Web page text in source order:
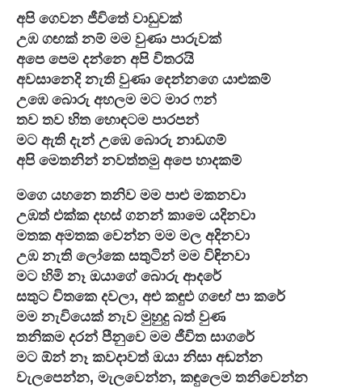
අපි ගෙවන ජීවිතේ වාඩුවක්
උඹ ගඟක් නම් මම වුණා පාරුවක්
අපෙ පෙම දන්නෙ අපි විතරයි
අවසානෙදි නැති වුණා දෙන්නගෙ යාළුකම්
උඹෙ බොරු අහලම මට මාර ෆන්
තව තව හිත හොඳටම පාරපන්
මට ඇති දැන් උඹෙ බොරු නාඩගම්
අපි මෙතනින් නවත්තමු අපෙ හාදකම්
මගෙ යහනෙ තනිව මම පාළු මකනවා
උඹත් එක්ක දහස් ගනන් කාමෙ යදිනවා
මතක අමතක වෙන්න මම මල අදිනවා
උඹ නැති ලෝකෙ සතුටින් මම විඳිනවා
මට හිමි නෑ ඔයාගේ බොරු ආදරේ
සතුට චිතකෙ දවලා, අළු කඳුළු ගඟේ පා කරේ
මම නැවියෙක් නැව මුහුදු බත් වුණ
තනිකම දරන් පීනුවෙ මම ජීවිත සාගරේ
මට ඕන් නෑ කවදාවත් ඔයා නිසා අඬන්න
වැලපෙන්න, මැලවෙන්න, කඳුලෙම තනිවෙන්න